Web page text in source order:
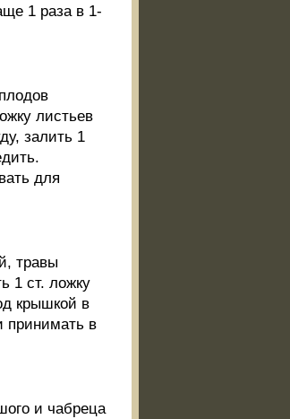
1 раза в 1-
листьев
залить 1
для
травы
1 ст. ложку
крышкой в
принимать в
и чабреца